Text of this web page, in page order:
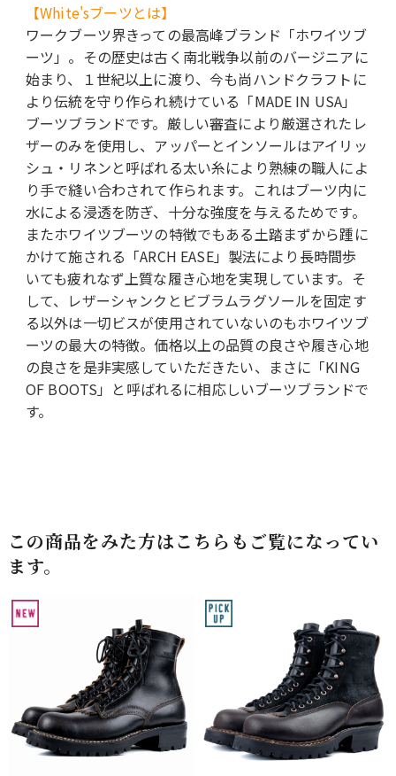
【White'sブーツとは】
ワークブーツ界きっての最高峰ブランド「ホワイツブ
ーツ」。その歴史は古く南北戦争以前のバージニアに
始まり、１世紀以上に渡り、今も尚ハンドクラフトに
より伝統を守り作られ続けている「MADE IN USA」
ブーツブランドです。厳しい審査により厳選されたレ
ザーのみを使用し、アッパーとインソールはアイリッ
シュ・リネンと呼ばれる太い糸により熟練の職人によ
り手で縫い合わされて作られます。これはブーツ内に
水による浸透を防ぎ、十分な強度を与えるためです。
またホワイツブーツの特徴でもある土踏まずから踵に
かけて施される「ARCH EASE」製法により長時間歩
いても疲れなず上質な履き心地を実現しています。そ
して、レザーシャンクとビブラムラグソールを固定す
る以外は一切ビスが使用されていないのもホワイツブ
ーツの最大の特徴。価格以上の品質の良さや履き心地
の良さを是非実感していただきたい、まさに「KING
OF BOOTS」と呼ばれるに相応しいブーツブランドで
す。
この商品をみた方はこちらもご覧になってい
ます。